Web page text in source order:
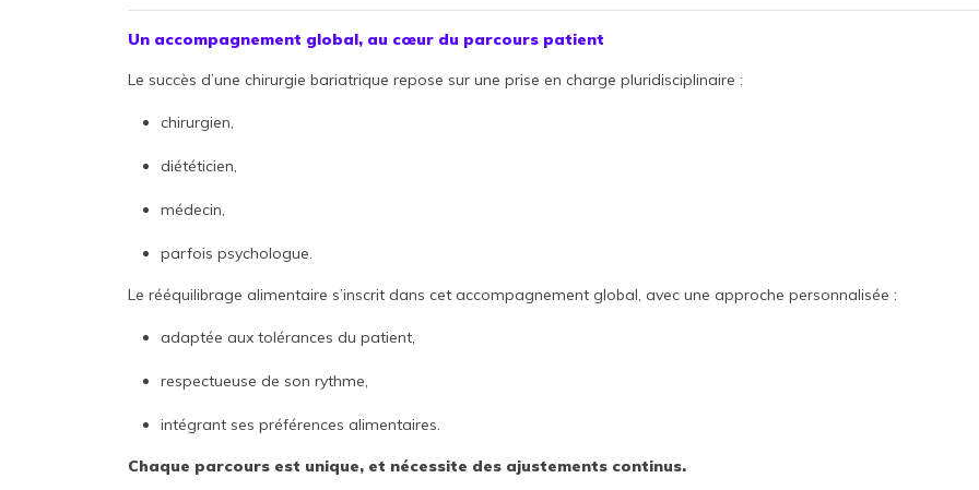
Un accompagnement global, au cœur du parcours patient
Le succès d’une chirurgie bariatrique repose sur une prise en charge pluridisciplinaire :
chirurgien,
diététicien,
médecin,
parfois psychologue.
Le rééquilibrage alimentaire s’inscrit dans cet accompagnement global, avec une approche personnalisée :
adaptée aux tolérances du patient,
respectueuse de son rythme,
intégrant ses préférences alimentaires.
Chaque parcours est unique, et nécessite des ajustements continus.